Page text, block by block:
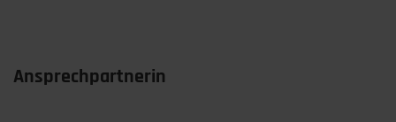
Ansprechpartnerin